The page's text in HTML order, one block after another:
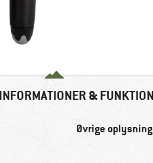
&
Øvrige